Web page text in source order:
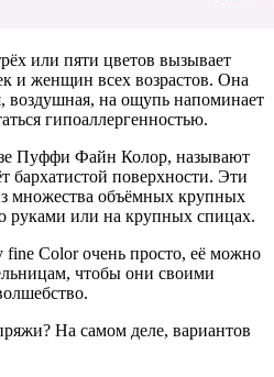
или пяти цветов вызывает
и женщин всех возрастов. Она
воздушная, на ощупь напоминает
гипоаллергенностью.
Пуффи Файн Колор, называют
бархатистой поверхности. Эти
множества объёмных крупных
руками или на крупных спицах.
fine Color очень просто, её можно
чтобы они своими
На самом деле, вариантов